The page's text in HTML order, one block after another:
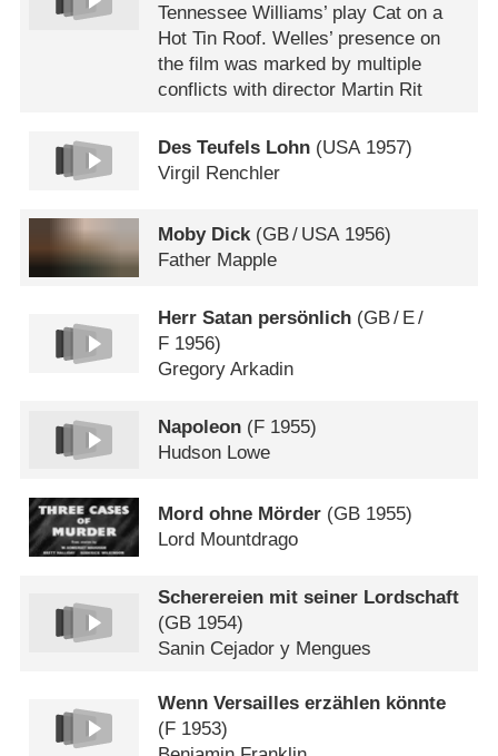
Tennessee Williams’ play Cat on a
Hot Tin Roof. Welles’ presence on
the film was marked by multiple
conflicts with director Martin Rit
Des Teufels Lohn (USA1957)
Virgil Renchler
Moby Dick(GB/ USA1956)
Father Mapple
Herr Satan persönlich (GB/ E/
F 1956)
Gregory Arkadin
Napoleon (F 1955)
Hudson Lowe
Mord ohne Mörder (GB 1955)
Lord Mountdrago
Scherereien mit seiner Lordschaft
(GB 1954)
Sanin Cejador y Mengues
Wenn Versailles erzählen könnte
(F 1953)